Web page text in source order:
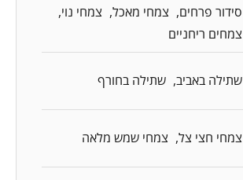
סידור פרחים צמחי מאכל
צמחי נוי
צמחים ריחניים
שתילה באביב שתילה בחורף
צמחי חצי צל צמחי שמש מלאה